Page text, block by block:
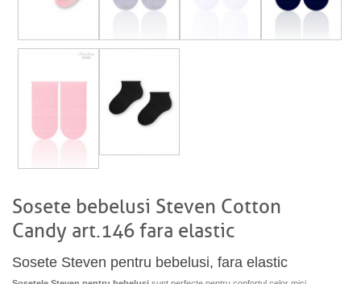
Sosete bebelusi Steven Cotton
Candy art.146 fara elastic
Sosete Steven pentru bebelusi, fara elastic